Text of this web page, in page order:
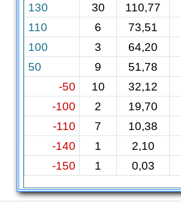
130
30
110,77
110
6
73,51
100
3
64,20
50
9
51,78
-50
10
32,12
-100
2
19,70
-110
7
10,38
-140
1
2,10
-150
1 0,03